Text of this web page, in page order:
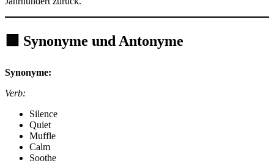
🟩 Synonyme und Antonyme
Synonyme:
Verb:
Silence
Quiet
Muffle
Calm
Soothe